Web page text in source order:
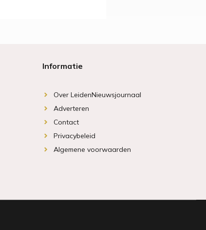
Informatie
Over LeidenNieuwsjournaal
Adverteren
Contact
Privacybeleid
Algemene voorwaarden